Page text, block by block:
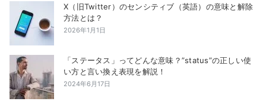
X（旧Twitter）のセンシティブ（英語）の意味と解除
方法とは？
2026年1月1日
「ステータス」ってどんな意味？”status”の正しい使
い方と言い換え表現を解説！
2024年6月17日